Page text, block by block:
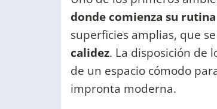
donde comienza su
superficies amplias, que se
calidez. La disposición de
de un espacio cómodo
impronta moderna.